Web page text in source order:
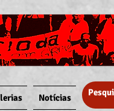
Notícias